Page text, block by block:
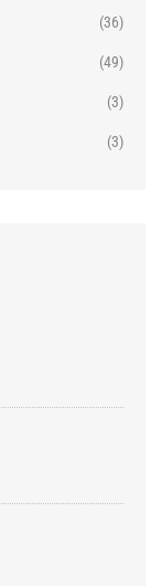
(36)
(49)
(3)
(3)